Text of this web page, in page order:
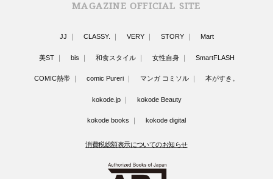
MAGAZINE OFFICIAL SITE
JJ CLASSY. VERY STORY Mart
美ST bis 和食スタイル 女性自身 SmartFLASH
COMIC熱帯 comic Pureri マンガ コミソル 本がすき。
kokode.jp kokode Beauty
kokode books kokode digital
消費税総額表示についてのお知らせ